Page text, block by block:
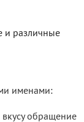
и различные
именами:
обращение